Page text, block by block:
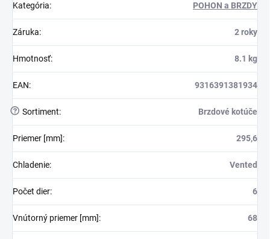
Kategória: POHON a BRZDY
Záruka: 2 roky
Hmotnosť: 8.1 kg
EAN: 9316391381934
? Sortiment: Brzdové kotúče
Priemer [mm]: 295,6
Chladenie: Vented
Počet dier: 6
Vnútorný priemer [mm]: 68